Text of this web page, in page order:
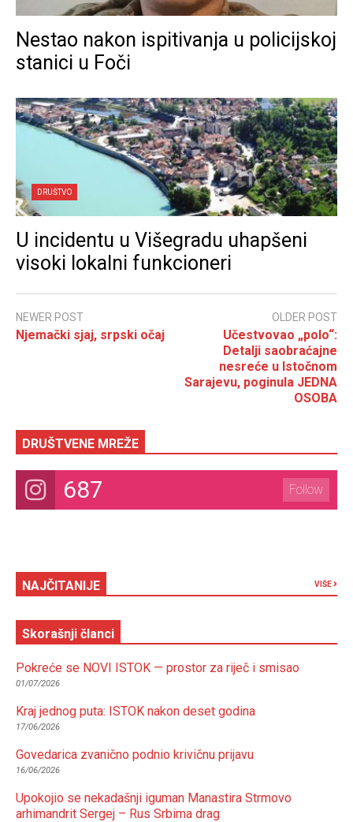
Nestao nakon ispitivanja u policijskoj
stanici u Foči
DRUŠTVO
U incidentu u Višegradu uhapšeni
visoki lokalni funkcioneri
NEWER POST
Njemački sjaj, srpski očaj
OLDER POST
Učestvovao „polo“:
Detalji saobraćajne
nesreće u Istočnom
Sarajevu, poginula JEDNA
OSOBA
DRUŠTVENE MREŽE
687 Follow
NAJČITANIJE VIŠE
Skorašnji članci
Pokreće se NOVI ISTOK — prostor za riječ i smisao
01/07/2026
Kraj jednog puta: ISTOK nakon deset godina
17/06/2026
Govedarica zvanično podnio krivičnu prijavu
16/06/2026
Upokojio se nekadašnji iguman Manastira Strmovo
arhimandrit Sergej – Rus Srbima drag